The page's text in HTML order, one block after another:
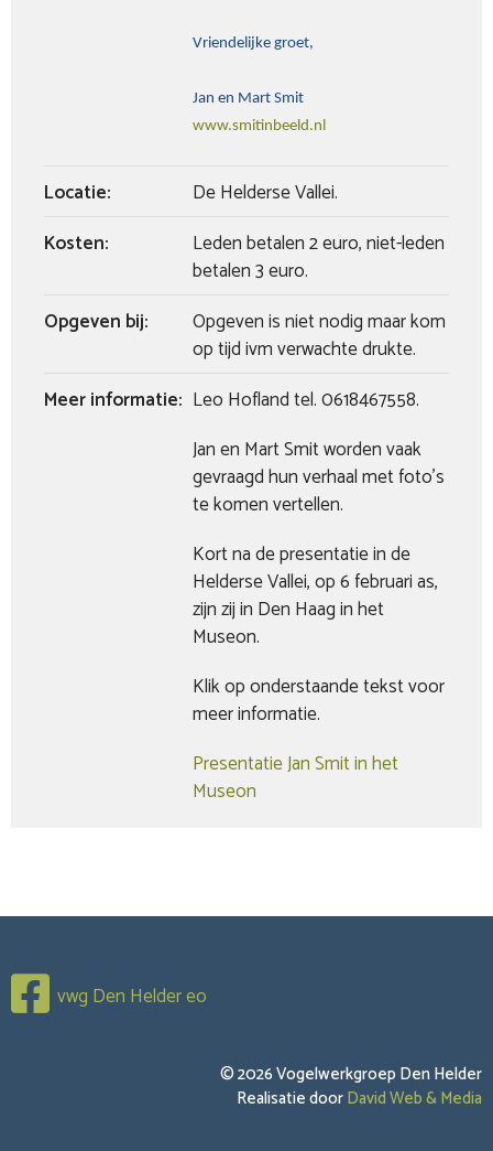
Vriendelijke groet,
Jan en Mart Smit
www.smitinbeeld.nl
Locatie:
De Helderse Vallei.
Kosten:
Leden betalen 2 euro, niet-leden
betalen 3 euro.
Opgeven bij:
Opgeven is niet nodig maar kom
op tijd ivm verwachte drukte.
Meer informatie: Leo Hofland tel. 0618467558.
Jan en Mart Smit worden vaak
gevraagd hun verhaal met foto’s
te komen vertellen.
Kort na de presentatie in de
Helderse Vallei, op 6 februari as,
zijn zij in Den Haag in het
Museon.
Klik op onderstaande tekst voor
meer informatie.
Presentatie Jan Smit in het
Museon
vwg Den Helder eo
© 2026 Vogelwerkgroep Den Helder
Realisatie doorDavid Web & Media